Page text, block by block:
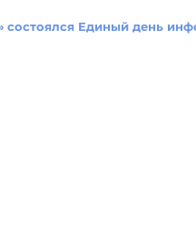
состоялся Единый день